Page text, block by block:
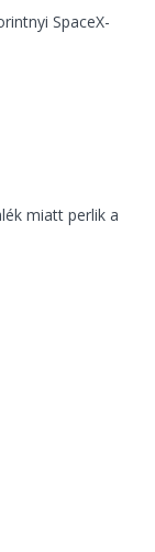
SpaceX-
miatt perlik a